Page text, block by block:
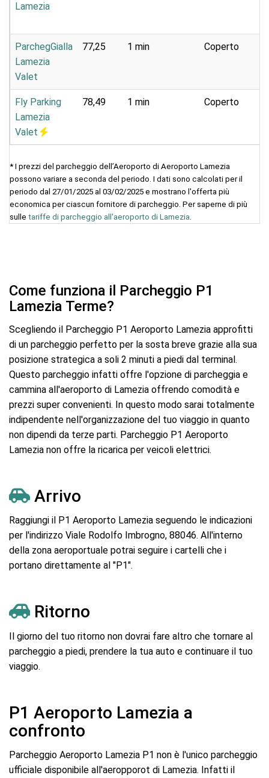
Lamezia
ParchegGialla
Lamezia
Valet
77,25 1 min Coperto
Fly Parking
Lamezia
Valet
78,49 1 min Coperto
* I prezzi del parcheggio dell’Aeroporto di Aeroporto Lamezia
possono variare a seconda del periodo. I dati sono calcolati per il
periodo dal 27/01/2025 al 03/02/2025 e mostrano l'offerta più
economica per ciascun fornitore di parcheggio. Per saperne di più
sulle tariffe di parcheggio all'aeroporto di Lamezia.
Come funziona il Parcheggio P1
Lamezia Terme?
Scegliendo il Parcheggio P1 Aeroporto Lamezia approfitti
di un parcheggio perfetto per la sosta breve grazie alla sua
posizione strategica a soli 2 minuti a piedi dal terminal.
Questo parcheggio infatti offre l'opzione di parcheggia e
cammina all'aeroporto di Lamezia offrendo comodità e
prezzi super convenienti. In questo modo sarai totalmente
indipendente nell'organizzazione del tuo viaggio in quanto
non dipendi da terze parti. Parcheggio P1 Aeroporto
Lamezia non offre la ricarica per veicoli elettrici.
Arrivo
Raggiungi il P1 Aeroporto Lamezia seguendo le indicazioni
per l'indirizzo Viale Rodolfo Imbrogno, 88046. All'interno
della zona aeroportuale potrai seguire i cartelli che i
portano direttamente al "P1".
Ritorno
Il giorno del tuo ritorno non dovrai fare altro che tornare al
parcheggio a piedi, prendere la tua auto e continuare il tuo
viaggio.
P1 Aeroporto Lamezia a
confronto
Parcheggio Aeroporto Lamezia P1 non è l'unico parcheggio
ufficiale disponibile all'aeropporot di Lamezia. Infatti il